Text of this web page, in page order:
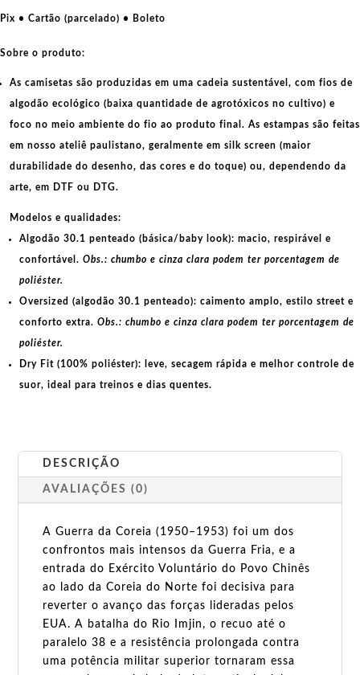
exército
coreano
Pix • Cartão (parcelado) • Boleto
Sobre o produto:
As camisetas são produzidas em uma cadeia sustentável, com fios de
algodão ecológico (baixa quantidade de agrotóxicos no cultivo) e
foco no meio ambiente do fio ao produto final. As estampas são feitas
em nosso ateliê paulistano, geralmente em silk screen (maior
durabilidade do desenho, das cores e do toque) ou, dependendo da
arte, em DTF ou DTG.
Modelos e qualidades:
Algodão 30.1 penteado (básica/baby look): macio, respirável e
confortável. Obs.: chumbo e cinza clara podem ter porcentagem de
poliéster.
Oversized (algodão 30.1 penteado): caimento amplo, estilo street e
conforto extra. Obs.: chumbo e cinza clara podem ter porcentagem de
poliéster.
Dry Fit (100% poliéster): leve, secagem rápida e melhor controle de
suor, ideal para treinos e dias quentes.
DESCRIÇÃO
AVALIAÇÕES (0)
A Guerra da Coreia (1950–1953) foi um dos
confrontos mais intensos da Guerra Fria, e a
entrada do Exército Voluntário do Povo Chinês
ao lado da Coreia do Norte foi decisiva para
reverter o avanço das forças lideradas pelos
EUA. A batalha do Rio Imjin, o recuo até o
paralelo 38 e a resistência prolongada contra
uma potência militar superior tornaram essa